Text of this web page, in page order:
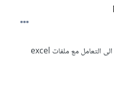
هل تكفي اساسيات البايثون وصلت الى التعامل مع ملفات excel